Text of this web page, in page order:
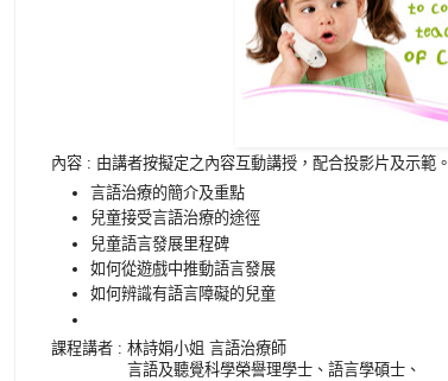
內容 : 由講者按擬定之內容互動講授，配合投影片及示範。
言語治療的簡介及重點
兒童接受言語治療的途徑
兒童語言發展里程碑
如何從遊戲中推動語言發展
如何辨識有語言障礙的兒童
課程講者 : 林詩娟小姐 言語治療師
言語及聽覺科學榮譽理學士、 語言學碩士、